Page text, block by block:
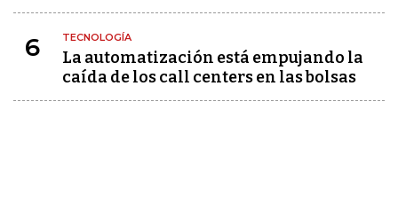
6 TECNOLOGÍA
La automatización está empujando la
caída de los call centers en las bolsas